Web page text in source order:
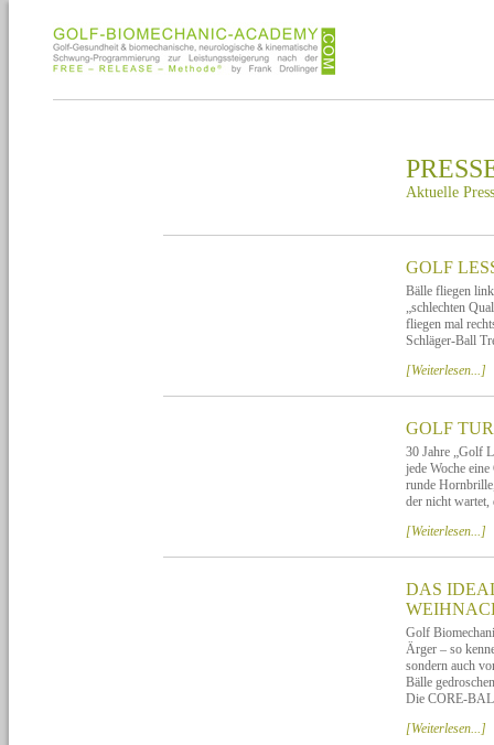
Aktuelle
GOLF
Bälle fliegen
„schlechten
fliegen mal
Schläger-Ball
[Weiterlesen...]
GOLF
30 Jahre „Golf
jede Woche
runde
der nicht
[Weiterlesen...]
DAS
Golf
Ärger – so
sondern auch
Bälle
Die CORE-
[Weiterlesen...]